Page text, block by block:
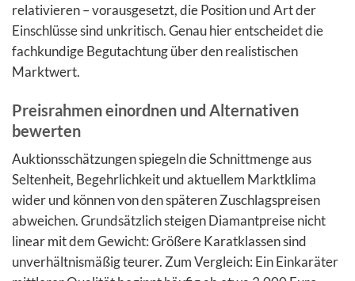
relativieren – vorausgesetzt, die Position und Art der
Einschlüsse sind unkritisch. Genau hier entscheidet die
fachkundige Begutachtung über den realistischen
Marktwert.
Preisrahmen einordnen und Alternativen
bewerten
Auktionsschätzungen spiegeln die Schnittmenge aus
Seltenheit, Begehrlichkeit und aktuellem Marktklima
wider und können von den späteren Zuschlagspreisen
abweichen. Grundsätzlich steigen Diamantpreise nicht
linear mit dem Gewicht: Größere Karatklassen sind
unverhältnismäßig teurer. Zum Vergleich: Ein Einkaräter